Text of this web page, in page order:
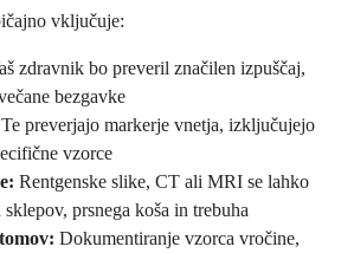
vključuje:
zdravnik bo preveril značilen izpuščaj,
bezgavke
Te preverjajo markerje vnetja, izključujejo
vzorce
Rentgenske slike, CT ali MRI se lahko
prsnega koša in trebuha
Dokumentiranje vzorca vročine,